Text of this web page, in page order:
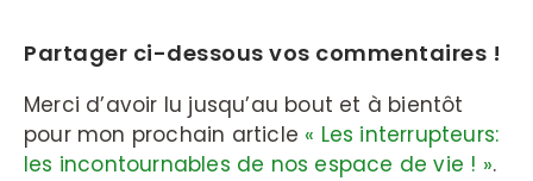
Partager ci-dessous vos commentaires !
Merci d’avoir lu jusqu’au bout et à bientôt
pour mon prochain article « Les interrupteurs:
les incontournables de nos espace de vie ! ».